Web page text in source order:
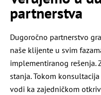
partnerstva
Dugoročno partnerstvo
naše klijente u svim
implementiranog rešenja.
stanja. Tokom
vodi ka zajedničkom